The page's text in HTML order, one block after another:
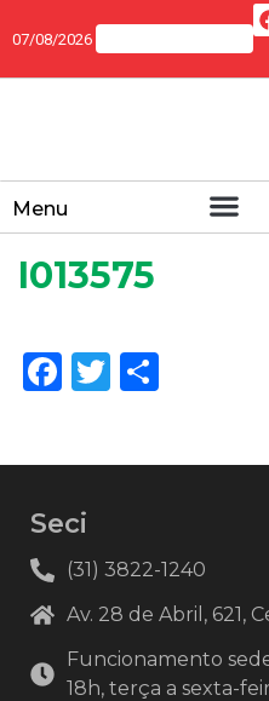
07/08/2026
Menu
I013575
Facebook
Twitter
Seci
(31) 3822-1240
Av. 28 de Abril, 621,
Funcionamento
18h, terça a sexta-